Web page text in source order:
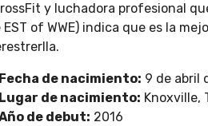
y luchadora profesional
EST of WWE) indica que es la
Fecha de nacimiento: 9 de abril
Lugar de nacimiento: Knoxville,
de debut: 2016